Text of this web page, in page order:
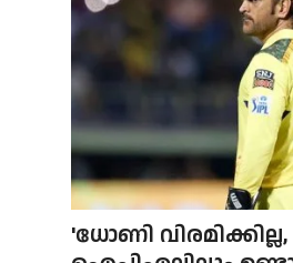
'ധോണി